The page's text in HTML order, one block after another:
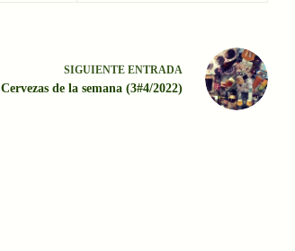
SIGUIENTE ENTRADA
Cervezas de la semana (3#4/2022)